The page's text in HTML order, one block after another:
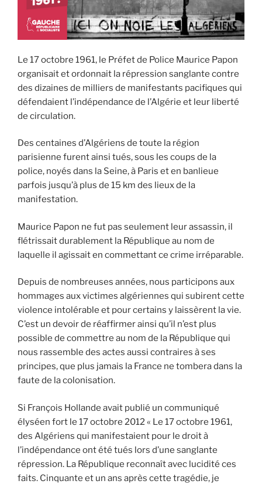
Le 17 octobre 1961, le Préfet de Police Maurice Papon
organisait et ordonnait la répression sanglante contre
des dizaines de milliers de manifestants pacifiques qui
défendaient l’indépendance de l’Algérie et leur liberté
de circulation.
Des centaines d’Algériens de toute la région
parisienne furent ainsi tués, sous les coups de la
police, noyés dans la Seine, à Paris et en banlieue
parfois jusqu’à plus de 15 km des lieux de la
manifestation.
Maurice Papon ne fut pas seulement leur assassin, il
flétrissait durablement la République au nom de
laquelle il agissait en commettant ce crime irréparable.
Depuis de nombreuses années, nous participons aux
hommages aux victimes algériennes qui subirent cette
violence intolérable et pour certains y laissèrent la vie.
C’est un devoir de réaffirmer ainsi qu’il n’est plus
possible de commettre au nom de la République qui
nous rassemble des actes aussi contraires à ses
principes, que plus jamais la France ne tombera dans la
faute de la colonisation.
Si François Hollande avait publié un communiqué
élyséen fort le 17 octobre 2012 « Le 17 octobre 1961,
des Algériens qui manifestaient pour le droit à
l’indépendance ont été tués lors d’une sanglante
répression. La République reconnaît avec lucidité ces
faits. Cinquante et un ans après cette tragédie, je